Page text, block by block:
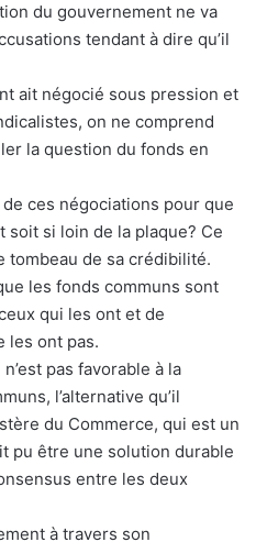
du gouvernement ne va
tendant à dire qu’il
ait négocié sous pression et
on ne comprend
la question du fonds en
ces négociations pour que
soit si loin de la plaque? Ce
tombeau de sa crédibilité.
les fonds communs sont
qui les ont et de
les ont pas.
pas favorable à la
l’alternative qu’il
du Commerce, qui est un
pu être une solution durable
entre les deux
à travers son